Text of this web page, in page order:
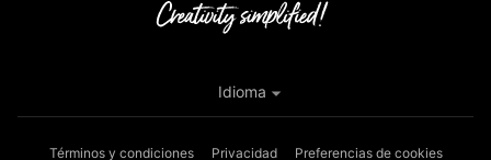
Términos y condiciones Privacidad Preferencias de cookies
Idioma